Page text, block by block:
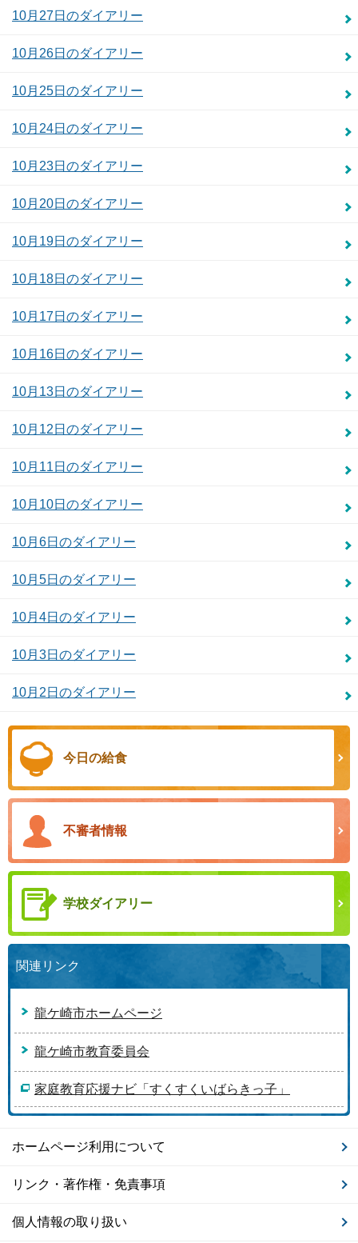
10月27日のダイアリー
10月26日のダイアリー
10月25日のダイアリー
10月24日のダイアリー
10月23日のダイアリー
10月20日のダイアリー
10月19日のダイアリー
10月18日のダイアリー
10月17日のダイアリー
10月16日のダイアリー
10月13日のダイアリー
10月12日のダイアリー
10月11日のダイアリー
10月10日のダイアリー
10月6日のダイアリー
10月5日のダイアリー
10月4日のダイアリー
10月3日のダイアリー
10月2日のダイアリー
今日の給食
不審者情報
学校ダイアリー
関連リンク
龍ケ崎市ホームページ
龍ケ崎市教育委員会
家庭教育応援ナビ「すくすくいばらきっ子」
ホームページ利用について
リンク・著作権・免責事項
個人情報の取り扱い